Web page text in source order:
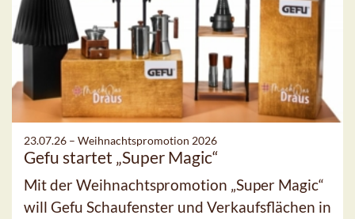
23.07.26 – Weihnachtspromotion 2026
Gefu startet „Super Magic“
Mit der Weihnachtspromotion „Super Magic“
will Gefu Schaufenster und Verkaufsflächen in